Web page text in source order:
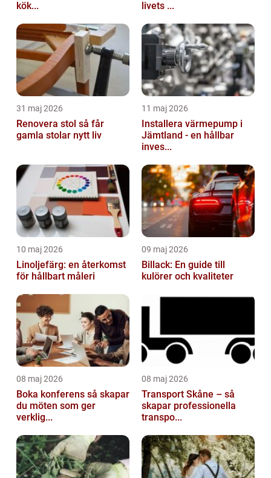
kök...
livets ...
31 maj 2026
Renovera stol så får
gamla stolar nytt liv
11 maj 2026
Installera värmepump i
Jämtland - en hållbar
inves...
10 maj 2026
Linoljefärg: en återkomst
för hållbart måleri
09 maj 2026
Billack: En guide till
kulörer och kvaliteter
08 maj 2026
Boka konferens så skapar
du möten som ger
verklig...
08 maj 2026
Transport Skåne – så
skapar professionella
transpo...